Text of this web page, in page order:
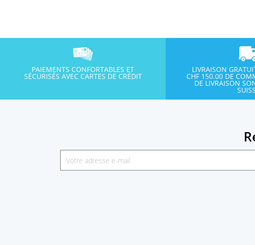
PAIEMENTS CONFORTABLES ET
SÉCURISÉS AVEC CARTES DE CRÉDIT
LIVRAISON
CHF 150.00 DE
DE LIVRAISON